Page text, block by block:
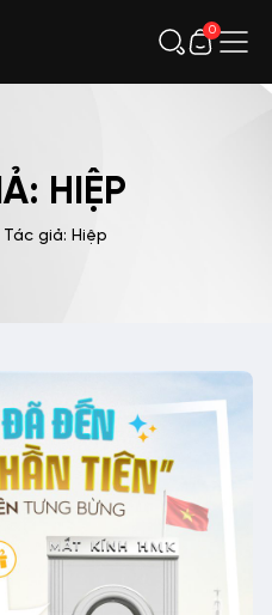
0
HIỆP
Tác giả: Hiệp